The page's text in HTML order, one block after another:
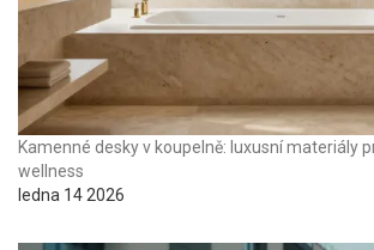
Kamenné desky v koupelně: luxusní materiály
wellness
ledna 14 2026